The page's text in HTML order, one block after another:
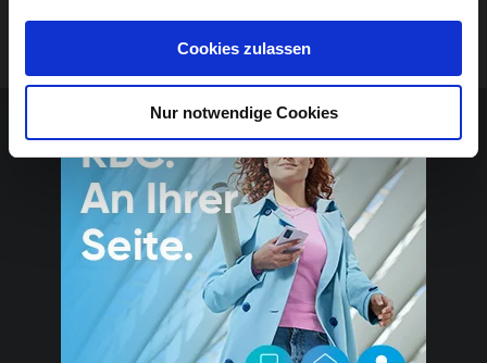
Cookies zulassen
Nur notwendige Cookies
Olga Scheps